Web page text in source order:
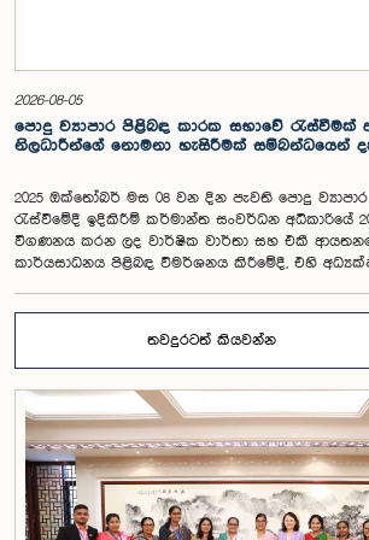
2026-08-05
පොදු ව්‍යාපාර පිළිබඳ කාරක සභාවේ රැස්වීමක්
නිලධාරීන්ගේ නොමනා හැසිරීමක් සම්බන්ධයෙන්
2025 ඔක්තෝබර් මස 08 වන දින පැවති පොදු
රැස්වීමේදී ඉදිකිරීම් කර්මාන්ත සංවර්ධන අධිකාරියේ
විගණනය කරන ලද වාර්ෂික වාර්තා සහ එකී
කාර්යසාධනය පිළිබඳ විමර්ශනය කිරීමේදී, එහි
නිලධාරීන් විසින් තම ඇඳුම් පැළඳුම් සම්බන්ධයෙන්
නිර්නායකයන්ගෙන් බැහැරව, එකී අවස්ථාවට නුසුදුසු
රැස්වීමට සහභාගී වී සිටි බව කාරක සභාව විසින්
තවද, ඉහත කී නිලධාරීන් දෙදෙනාම පාර්ලිමේන්තු
ක්‍රියාපටිපාටියට පටහැනි අයුරින් සභාපතිවරයාගේ
කාරක සභා රැස්වීමෙන් බැහැර ගොස් ඇති බව ද
කරන ලදී. මෙම සිද්ධීන් සම්බන්ධයෙන් පොදු ව්‍යාපාර
සභාපතිවරයා විසින් මතු කරන ලද වරප්‍රසාද පිළිබඳ
පාර්ලිමේන්තුවට අපහාස කිරීමේ චෝදනාව යටතේ එම
තවදුරටත් කියවන්න